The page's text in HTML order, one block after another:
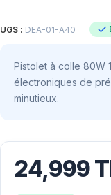
UGS : DEA-01-A40
Pistolet à colle 80W
électroniques de
minutieux.
24,999